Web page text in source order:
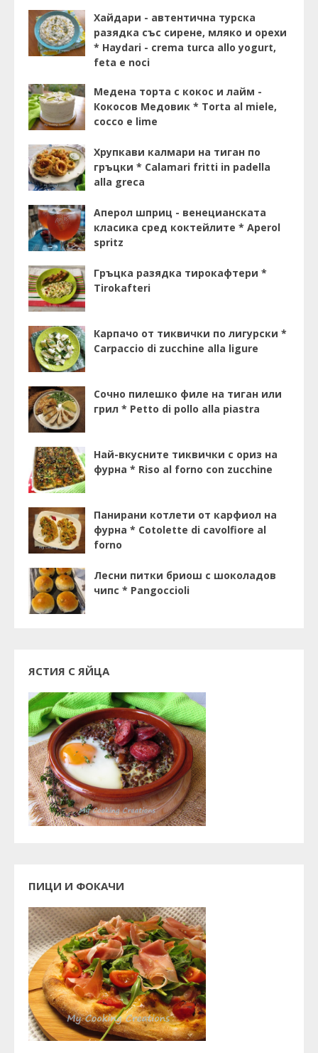
Хайдари - автентична турска
разядка със сирене, мляко и орехи
* Haydari - crema turca allo yogurt,
feta e noci
Медена торта с кокос и лайм -
Кокосов Медовик * Torta al miele,
cocco e lime
Хрупкави калмари на тиган по
гръцки * Calamari fritti in padella
alla greca
Аперол шприц - венецианската
класика сред коктейлите * Aperol
spritz
Гръцка разядка тирокафтери *
Tirokafteri
Карпачо от тиквички по лигурски *
Carpaccio di zucchine alla ligure
Сочно пилешко филе на тиган или
грил * Petto di pollo alla piastra
Най-вкусните тиквички с ориз на
фурна * Riso al forno con zucchine
Панирани котлети от карфиол на
фурна * Cotolette di cavolfiore al
forno
Лесни питки бриош с шоколадов
чипс * Pangoccioli
ЯСТИЯ С ЯЙЦА
ПИЦИ И ФОКАЧИ